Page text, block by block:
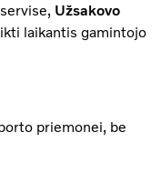
Užsakovo
laikantis gamintojo
priemonei, be